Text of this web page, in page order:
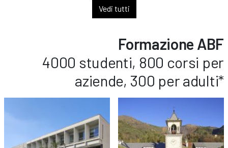
Vedi tutti
Formazione ABF
4000 studenti, 800 corsi per
aziende, 300 per adulti*